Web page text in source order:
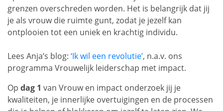
grenzen overschreden worden. Het is belangrijk dat jij
je als vrouw die ruimte gunt, zodat je jezelf kan
ontplooien tot een uniek en krachtig individu.
Lees Anja’s blog: ‘Ik wil een revolutie’, n.a.v. ons
programma Vrouwelijk leiderschap met impact.
Op dag 1 van Vrouw en impact onderzoek jij je
kwaliteiten, je innerlijke overtuigingen en de processen